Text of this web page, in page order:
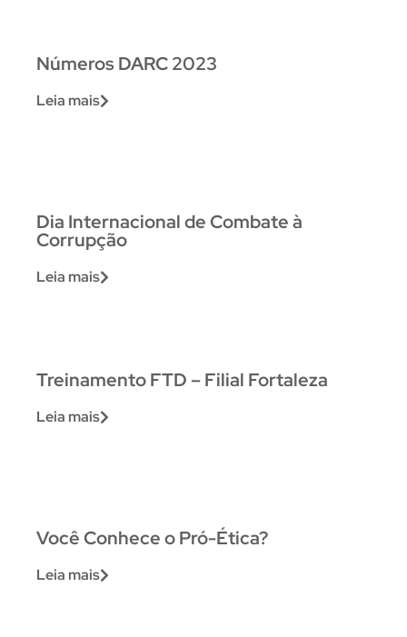
Números DARC 2023
Leia mais
Dia Internacional de Combate à
Corrupção
Leia mais
Treinamento FTD – Filial Fortaleza
Leia mais
Você Conhece o Pró-Ética?
Leia mais